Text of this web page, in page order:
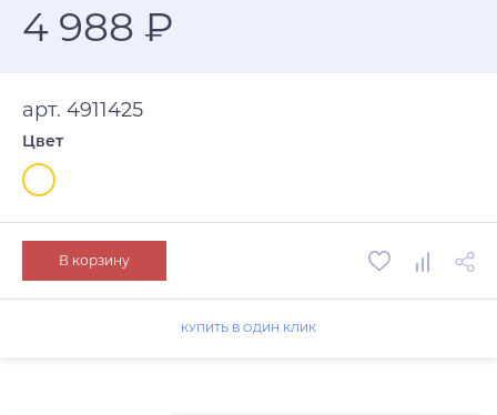
4 988 ₽
арт. 4911425
Цвет
В корзину
КУПИТЬ В ОДИН КЛИК